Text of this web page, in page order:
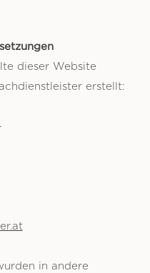
dieser Website
erstellt:
in andere